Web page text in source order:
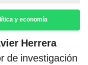
y economía
Herrera
de investigación